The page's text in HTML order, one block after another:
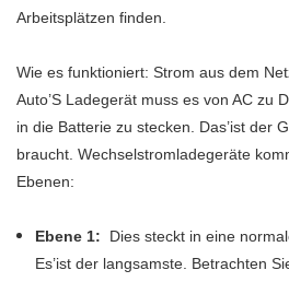
Arbeitsplätzen finden.
Wie es funktioniert: Strom aus dem
Auto’S Ladegerät muss es von AC zu
in die Batterie zu stecken. Das’ist der
braucht. Wechselstromladegeräte
Ebenen:
Ebene 1: Dies steckt in eine
Es’ist der langsamste. Betrachten